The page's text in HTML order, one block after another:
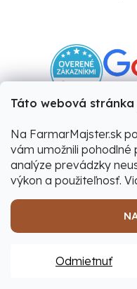
Táto webová
Na FarmarMajster.sk
vám umožnili pohodlné
analýze prevádzky
výkon a použiteľnosť.
Odmietnuť
Copyright 2026